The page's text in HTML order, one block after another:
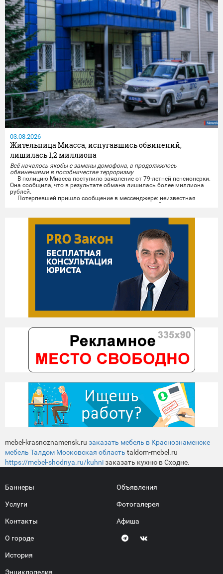
03.08.2026
Жительница Миасса, испугавшись обвинений,
лишилась 1,2 миллиона
Всё началось якобы с замены домофона, а продолжилось
обвинениями в пособничестве терроризму
В полицию Миасса поступило заявление от 79-летней пенсионерки.
Она сообщила, что в результате обмана лишилась более миллиона
рублей.
Потерпевшей пришло сообщение в мессенджере: неизвестная
женщина представилась сотрудником управляющей компании и под
поступившего смс-сообщения.
После чего жительнице Миасса позвонил мужчина, который...
mebel-krasnoznamensk.ru заказать мебель в Краснознаменске
мебель Талдом Московская область taldom-mebel.ru
https://mebel-shodnya.ru/kuhniзаказать кухню в Сходне.
Баннеры
Услуги
Контакты
О городе
История
Энциклопедия
Объявления
Фотогалерея
Афиша